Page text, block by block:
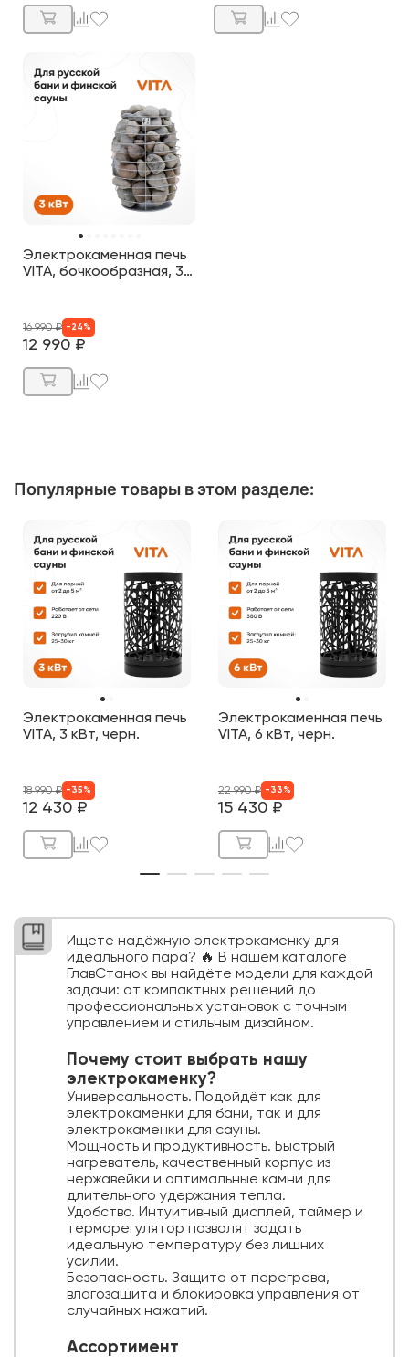
Электрокаменная печь
VITA, бочкообразная, 3
12 990 ₽
16 990₽ - 24 %
Популярные товары в этом разделе:
Электрокаменная печь
VITA, 3 кВт, черн.
12 430 ₽
18 990₽ - 35 %
Электрокаменная печь
VITA, 6 кВт, черн.
15 430 ₽
22 990₽ - 33 %
Ищете надёжную электрокаменку для
идеального пара? 🔥 В нашем каталоге
ГлавСтанок вы найдёте модели для каждой
задачи: от компактных решений до
профессиональных установок с точным
управлением и стильным дизайном.
Почему стоит выбрать нашу
электрокаменку?
Универсальность. Подойдёт как для
электрокаменки для бани, так и для
электрокаменки для сауны.
Мощность и продуктивность. Быстрый
нагреватель, качественный корпус из
нержавейки и оптимальные камни для
длительного удержания тепла.
Удобство. Интуитивный дисплей, таймер и
терморегулятор позволят задать
идеальную температуру без лишних
усилий.
Безопасность. Защита от перегрева,
влагозащита и блокировка управления от
случайных нажатий.
Ассортимент